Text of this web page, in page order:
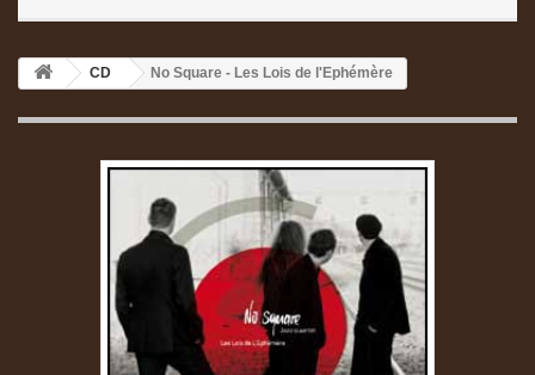
CD No Square - Les Lois de l'Ephémère